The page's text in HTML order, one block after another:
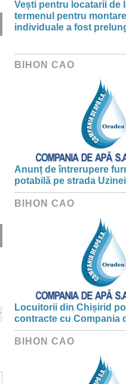
Vești pentru locatarii de
termenul pentru
individuale a fost
BIHON CAO
Anunț de întrerupere
potabilă pe strada
BIHON CAO
Locuitorii din Chișirid
contracte cu Compania
BIHON CAO